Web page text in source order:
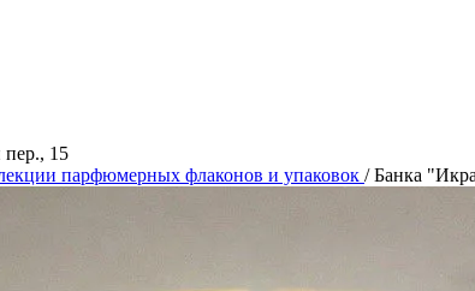
15
парфюмерных флаконов и упаковок / Банка